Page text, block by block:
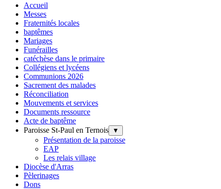
Accueil
Messes
Fraternités locales
baptêmes
Mariages
Funérailles
catéchèse dans le primaire
Collégiens et lycéens
Communions 2026
Sacrement des malades
Réconciliation
Mouvements et services
Documents ressource
Acte de baptême
Paroisse St-Paul en Ternois
▼
Présentation de la paroisse
EAP
Les relais village
Diocèse d'Arras
Pèlerinages
Dons